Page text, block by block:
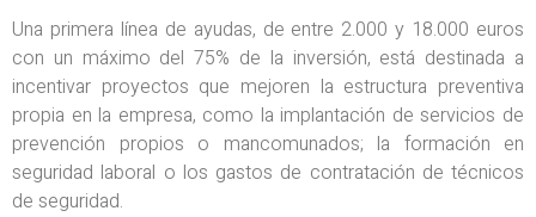
Una primera línea de ayudas, de entre 2.000 y 18.000 euros
con un máximo del 75% de la inversión, está destinada a
incentivar proyectos que mejoren la estructura preventiva
propia en la empresa, como la implantación de servicios de
prevención propios o mancomunados; la formación en
seguridad laboral o los gastos de contratación de técnicos
de seguridad.